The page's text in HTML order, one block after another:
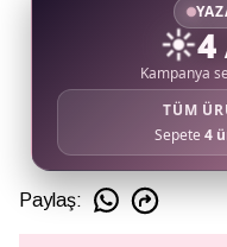
☀️4
Kampanya
TÜM
Sepete4
Paylaş: